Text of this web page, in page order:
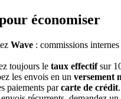
économiser
Wave : commissions
toujours le taux effectifsur
les envois en un versement
paiements parcarte de crédit.